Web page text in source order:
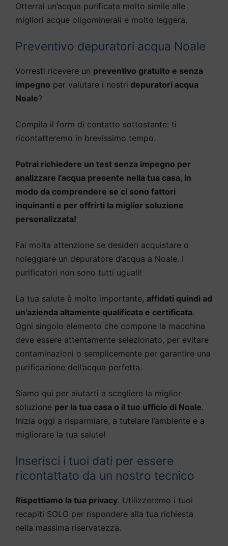
Otterrai un’acqua purificata molto simile alle
migliori acque oligominerali e molto leggera.
Preventivo depuratori acqua Noale
Vorresti ricevere un preventivo gratuito e senza
impegno per valutare i nostri depuratori acqua
Noale?
Compila il form di contatto sottostante: ti
ricontatteremo in brevissimo tempo.
Potrai richiedere un test senza impegno per
analizzare l’acqua presente nella tua casa, in
modo da comprendere se ci sono fattori
inquinanti e per offrirti la miglior soluzione
personalizzata!
Fai molta attenzione se desideri acquistare o
noleggiare un depuratore d’acqua a Noale. I
purificatori non sono tutti uguali!
La tua salute è molto importante, affidati quindi ad
un’azienda altamente qualificata e certificata.
Ogni singolo elemento che compone la macchina
deve essere attentamente selezionato, per evitare
contaminazioni o semplicemente per garantire una
purificazione dell’acqua perfetta.
Siamo qui per aiutarti a scegliere la miglior
soluzione per la tua casa o il tuo ufficio di Noale.
Inizia oggi a risparmiare, a tutelare l’ambiente e a
migliorare la tua salute!
Inserisci i tuoi dati per essere
ricontattato da un nostro tecnico
Rispettiamo la tua privacy. Utilizzeremo i tuoi
recapiti SOLO per rispondere alla tua richiesta
nella massima riservatezza.